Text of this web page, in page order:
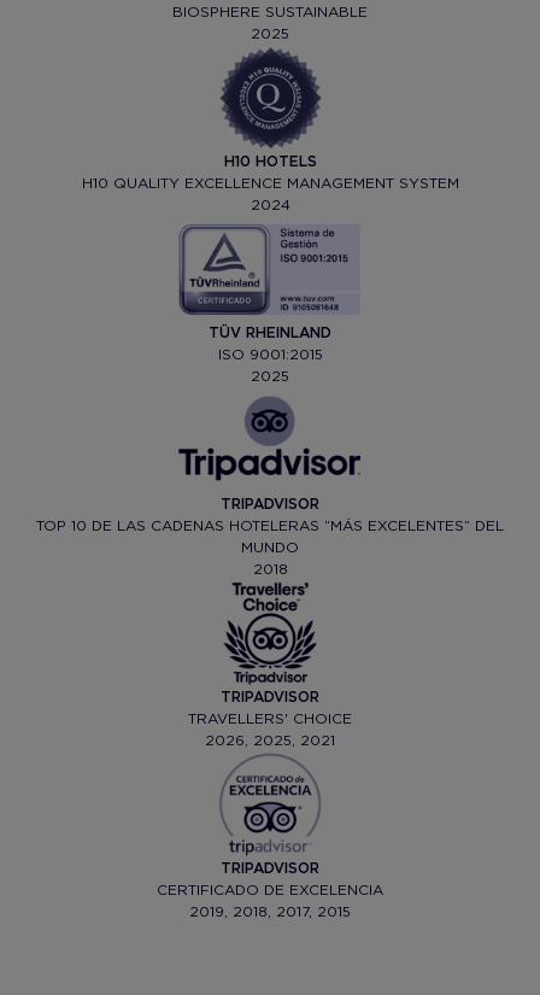
BIOSPHERE SUSTAINABLE
2025
H10 HOTELS
H10 QUALITY EXCELLENCE MANAGEMENT SYSTEM
2024
TÜV RHEINLAND
ISO 9001:2015
2025
TRIPADVISOR
TOP 10 DE LAS CADENAS HOTELERAS “MÁS EXCELENTES” DEL
MUNDO
2018
TRIPADVISOR
TRAVELLERS' CHOICE
2026, 2025, 2021
TRIPADVISOR
CERTIFICADO DE EXCELENCIA
2019, 2018, 2017, 2015